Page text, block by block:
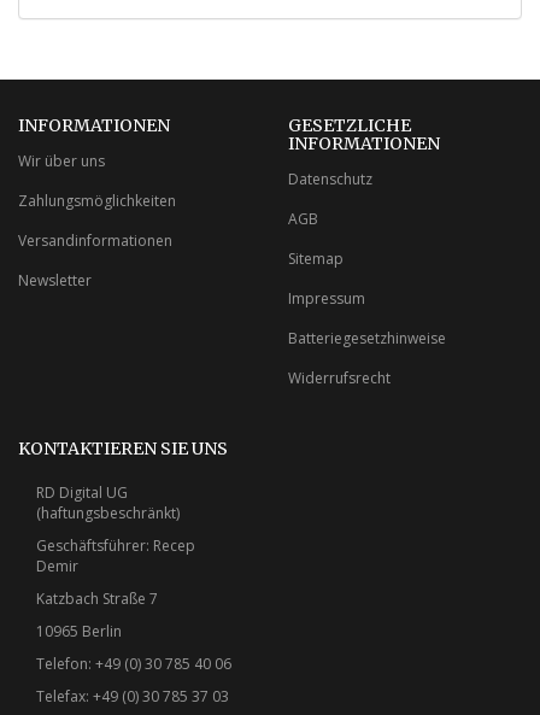
INFORMATIONEN
Wir über uns
Zahlungsmöglichkeiten
Versandinformationen
Newsletter
GESETZLICHE
INFORMATIONEN
Datenschutz
AGB
Sitemap
Impressum
Batteriegesetzhinweise
Widerrufsrecht
KONTAKTIEREN SIE UNS
RD Digital UG
(haftungsbeschränkt)
Geschäftsführer: Recep
Demir
Katzbach Straße 7
10965 Berlin
Telefon: +49 (0) 30 785 40 06
Telefax: +49 (0) 30 785 37 03